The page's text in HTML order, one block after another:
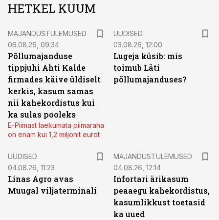
HETKEL KUUM
MAJANDUSTULEMUSED
06.08.26, 09:34
Põllumajanduse
tippjuhi Ahti Kalde
firmades käive üldiselt
kerkis, kasum samas
nii kahekordistus kui
ka sulas pooleks
E-Piimast laekumata piimaraha
on enam kui 1,2 miljonit eurot
UUDISED
03.08.26, 12:00
Lugeja küsib: mis
toimub Läti
põllumajanduses?
UUDISED
04.08.26, 11:23
Linas Agro avas
Muugal viljaterminali
MAJANDUSTULEMUSED
04.08.26, 12:14
Infortari ärikasum
peaaegu kahekordistus,
kasumlikkust toetasid
ka uued